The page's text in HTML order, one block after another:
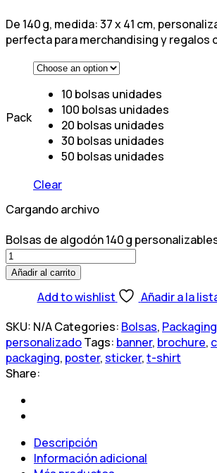
De 140 g, medida: 37 x 41 cm,
perfecta para merchandising y regalos
Pack
10 bolsas unidades
100 bolsas unidades
20 bolsas unidades
30 bolsas unidades
50 bolsas unidades
Clear
Cargando archivo
Bolsas de algodón 140 g
Añadir al carrito
Add to wishlist
Añadir a la
SKU: N/ACategories: Bolsas, Packaging
personalizadoTags: banner, brochure,
packaging, poster,sticker,t-shirt
Share:
Descripción
Información adicional